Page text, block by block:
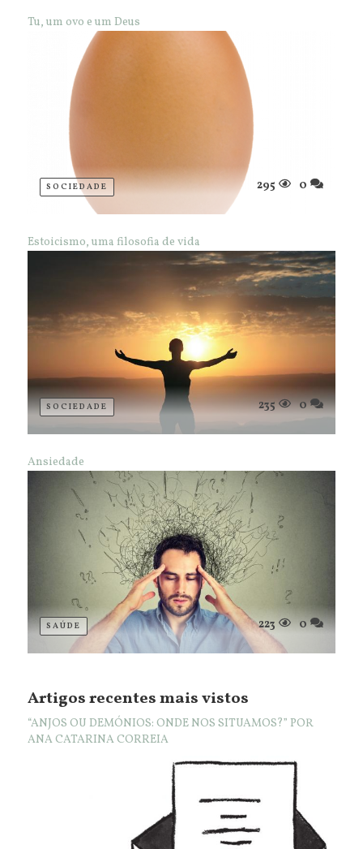
Tu, um ovo e um Deus
SOCIEDADE 295 0
Estoicismo, uma filosofia de vida
SOCIEDADE 235 0
Ansiedade
SAÚDE 223 0
Artigos recentes mais vistos
“ANJOS OU DEMÓNIOS: ONDE NOS SITUAMOS?” POR
ANA CATARINA CORREIA